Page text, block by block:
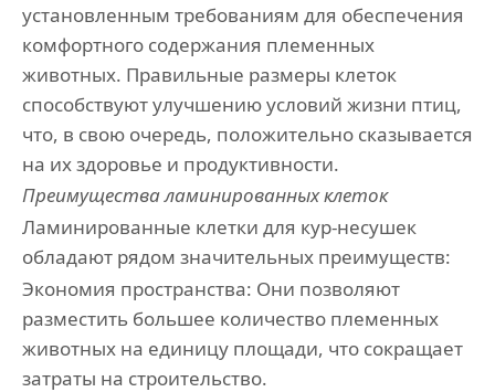
установленным требованиям для обеспечения
комфортного содержания племенных
животных. Правильные размеры клеток
способствуют улучшению условий жизни птиц,
что, в свою очередь, положительно сказывается
на их здоровье и продуктивности.
Преимуществаламинированныхклеток
Ламинированные клетки для кур-несушек
обладают рядом значительных преимуществ:
Экономия пространства: Они позволяют
разместить большее количество племенных
животных на единицу площади, что сокращает
затраты на строительство.